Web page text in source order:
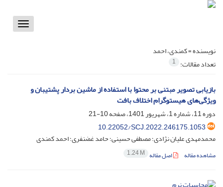
Toggle
نویسنده =کمندی، احمد
تعداد مقالات: 1
بازیابی تصویر مبتنی بر محتوا با استفاده از ماشین بردار پشتیبان و
ویژگی‌های هیستوگرام اختلاف بافت
دوره 11، شماره 1، شهریور 1401، صفحه
10-21
10.22052/SCJ.2022.246175.1053
محمدمهدی علیان نژادی؛ مصطفی حسینی؛ حامد غضنفری؛ احمد کمندی
مشاهده مقاله اصل مقاله 1.24 M